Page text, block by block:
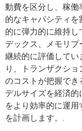
動費を区分し、稼
的なキャパシティ
的に弾力的に維持
デックス、メモリプ
継続的に評価してい
り、トランザクシ
のコストが把握で
デルサイズを経済的
をより効率的に運
を計画します。.